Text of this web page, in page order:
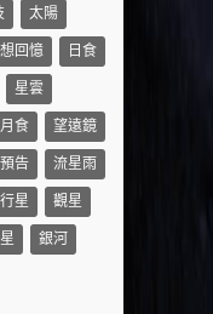
太陽
回憶 日食
星雲
月食 望遠鏡
告 流星雨
行星 觀星
銀河